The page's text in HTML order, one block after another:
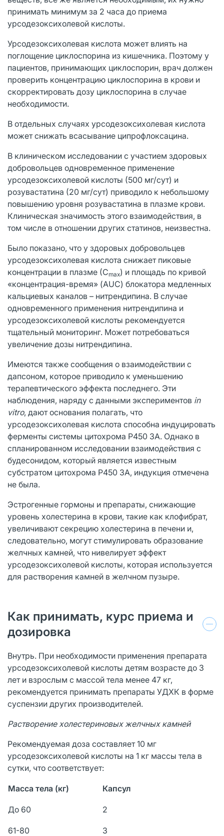
принимать минимум за 2 часа до приема
урсодезоксихолевой кислоты.
Урсодезоксихолевая кислота может влиять на
поглощение циклоспорина из кишечника. Поэтому у
пациентов, принимающих циклоспорин, врач должен
проверить концентрацию циклоспорина в крови и
скорректировать дозу циклоспорина в случае
необходимости.
В отдельных случаях урсодезоксихолевая кислота
может снижать всасывание ципрофлоксацина.
В клиническом исследовании с участием здоровых
добровольцев одновременное применение
урсодезоксихолевой кислоты (500 мг/сут) и
розувастатина (20 мг/сут) приводило к небольшому
повышению уровня розувастатина в плазме крови.
Клиническая значимость этого взаимодействия, в
том числе в отношении других статинов, неизвестна.
Было показано, что у здоровых добровольцев
урсодезоксихолевая кислота снижает пиковые
концентрации в плазме (Сmax) и площадь по кривой
«концентрация-время» (AUC) блокатора медленных
кальциевых каналов – нитрендипина. В случае
одновременного применения нитрендипина и
урсодезоксихолевой кислоты рекомендуется
тщательный мониторинг. Может потребоваться
увеличение дозы нитрендипина.
Имеются также сообщения о взаимодействии с
дапсоном, которое приводило к уменьшению
терапевтического эффекта последнего. Эти
наблюдения, наряду с данными экспериментов in
vitro, дают основания полагать, что
урсодезоксихолевая кислота способна индуцировать
ферменты системы цитохрома Р450 3А. Однако в
спланированном исследовании взаимодействия с
будесонидом, который является известным
субстратом цитохрома Р450 3А, индукция отмечена
не была.
Эстрогенные гормоны и препараты, снижающие
уровень холестерина в крови, такие как клофибрат,
увеличивают секрецию холестерина в печени и,
следовательно, могут стимулировать образование
желчных камней, что нивелирует эффект
урсодезоксихолевой кислоты, которая используется
для растворения камней в желчном пузыре.
Как принимать, курс приема и
дозировка
Внутрь. При необходимости применения препарата
урсодезоксихолевой кислоты детям возрасте до 3
лет и взрослым с массой тела менее 47 кг,
рекомендуется принимать препараты УДХК в форме
суспензии других производителей.
Растворение холестериновых желчных камней
Рекомендуемая доза составляет 10 мг
урсодезоксихолевой кислоты на 1 кг массы тела в
сутки, что соответствует:
Масса тела (кг) Капсул
До 60 2
61-80 3